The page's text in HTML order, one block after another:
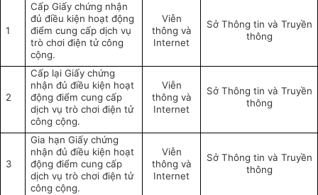
1
Cấp Giấy chứng nhận
đủ điều kiện hoạt động
điểm cung cấp dịch vụ
trò chơi điện tử công
cộng.
Viễn
thông và
Internet
Sở Thông tin và Truyền
thông
2
Cấp lại Giấy chứng
nhận đủ điều kiện hoạt
động điểm cung cấp
dịch vụ trò chơi điện tử
công cộng.
Viễn
thông và
Internet
Sở Thông tin và Truyền
thông
3
Gia hạn Giấy chứng
nhận đủ điều kiện hoạt
động điểm cung cấp
dịch vụ trò chơi điện tử
công cộng.
Viễn
thông và
Internet
Sở Thông tin và Truyền
thông